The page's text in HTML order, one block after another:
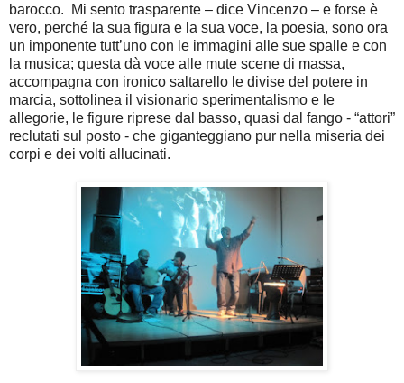
barocco. Mi sento trasparente – dice Vincenzo – e forse è
vero, perché la sua figura e la sua voce, la poesia, sono ora
un imponente tutt’uno con le immagini alle sue spalle e con
la musica; questa dà voce alle mute scene di massa,
accompagna con ironico saltarello le divise del potere in
marcia, sottolinea il visionario sperimentalismo e le
allegorie, le figure riprese dal basso, quasi dal fango - “attori”
reclutati sul posto - che giganteggiano pur nella miseria dei
corpi e dei volti allucinati.